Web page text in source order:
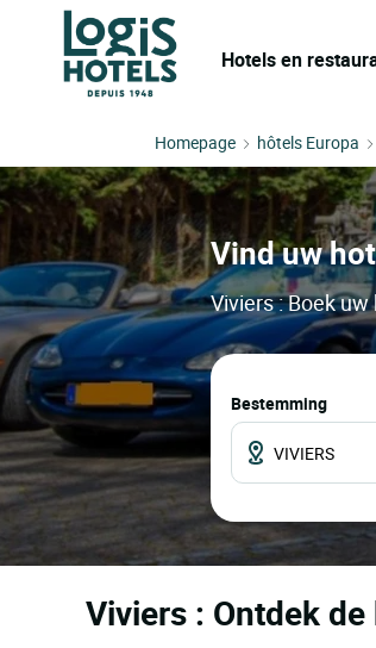
Hotels en
Homepage hôtels Europa
Vind uw
Viviers : Boek
Bestemming
Viviers : Ontdek